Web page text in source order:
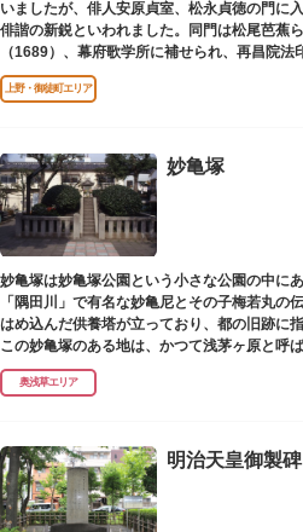
いましたが、俳人安原貞室、松永貞徳の門に
俳諧の新鋭といわれました。同門は松尾芭蕉
（1689）、幕府歌学所に補せられ、再昌院
慶寺（しょうけいじ）にあります。
上野・御徒町エリア
妙亀塚
妙亀塚は妙亀塚公園という小さな公園の中に
「隅田川」で有名な妙亀尼とその子梅若丸の
はめ込んだ供養塔が立っており、都の旧跡に
この妙亀塚のある地は、かつて浅茅ヶ原と呼
が通じていました。妙亀塚は「梅若伝説」に
説」とは平安時代、吉田少将惟房の子・梅若
らわれ、都から奥州へつれて行かれる途中、
田川岸で里人から梅若の死を知らされ、髪を
だ、という説話です。謡曲『隅田川』はこの
塚の上には板碑が祀られています。この板碑
二日孝子敬白」と刻まれており、区内でも古
奥浅草エリア
明治天皇御製碑